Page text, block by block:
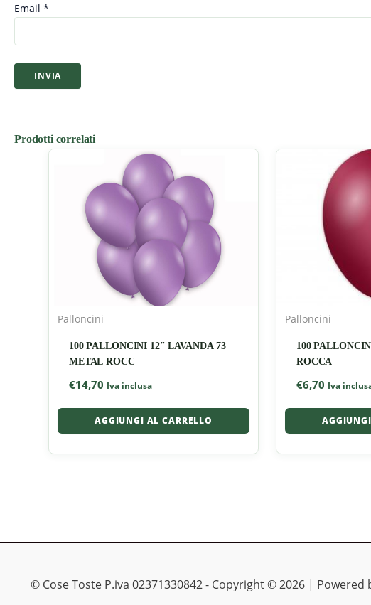
Email *
Prodotti correlati
Palloncini
100 PALLONCINI 12″ LAVANDA 73
METAL ROCC
€14,70 Iva inclusa
AGGIUNGI AL CARRELLO
Palloncini
100
ROCCA
€6,70 Iva
© Cose Toste P.iva 02371330842 - Copyright © 2026 | Powered